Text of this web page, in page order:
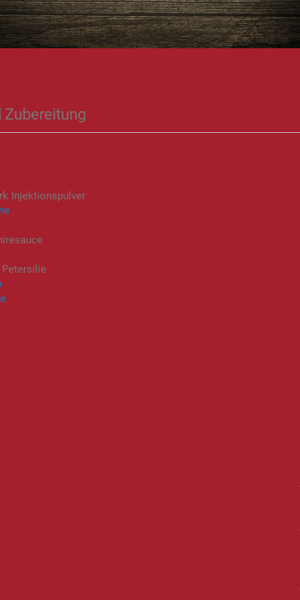
Zubereitung
Injektionspulver
Petersilie